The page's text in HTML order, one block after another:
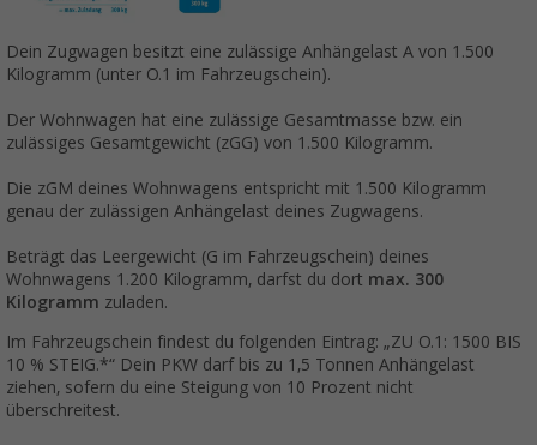
Dein Zugwagen besitzt eine zulässige Anhängelast A von 1.500
Kilogramm (unter O.1 im Fahrzeugschein).
Der Wohnwagen hat eine zulässige Gesamtmasse bzw. ein
zulässiges Gesamtgewicht (zGG) von 1.500 Kilogramm.
Die zGM deines Wohnwagens entspricht mit 1.500 Kilogramm
genau der zulässigen Anhängelast deines Zugwagens.
Beträgt das Leergewicht (G im Fahrzeugschein) deines
Wohnwagens 1.200 Kilogramm, darfst du dort max. 300
Kilogramm zuladen.
Im Fahrzeugschein findest du folgenden Eintrag: „ZU O.1: 1500 BIS
10 % STEIG.*“ Dein PKW darf bis zu 1,5 Tonnen Anhängelast
ziehen, sofern du eine Steigung von 10 Prozent nicht
überschreitest.